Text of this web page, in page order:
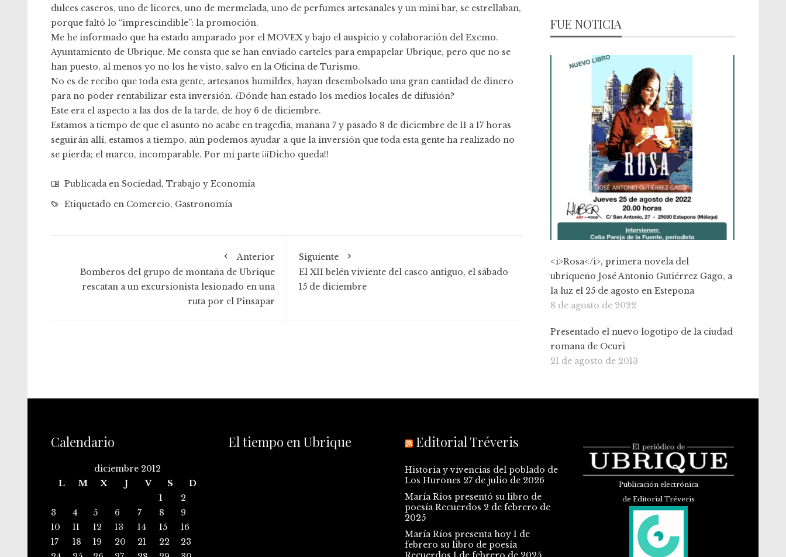
dulces caseros, uno de licores, uno de mermelada, uno de perfumes artesanales y un mini bar, se estrellaban,
porque faltó lo “imprescindible”: la promoción.
Me he informado que ha estado amparado por el MOVEX y bajo el auspicio y colaboración del Excmo.
Ayuntamiento de Ubrique. Me consta que se han enviado carteles para empapelar Ubrique, pero que no se
han puesto, al menos yo no los he visto, salvo en la Oficina de Turismo.
No es de recibo que toda esta gente, artesanos humildes, hayan desembolsado una gran cantidad de dinero
para no poder rentabilizar esta inversión. ¿Dónde han estado los medios locales de difusión?
Este era el aspecto a las dos de la tarde, de hoy 6 de diciembre.
Estamos a tiempo de que el asunto no acabe en tragedia, mañana 7 y pasado 8 de diciembre de 11 a 17 horas
seguirán allí, estamos a tiempo, aún podemos ayudar a que la inversión que toda esta gente ha realizado no
se pierda; el marco, incomparable. Por mi parte ¡¡¡Dicho queda!!
Publicada en Sociedad, Trabajo y Economía
Etiquetado en Comercio, Gastronomía
Anterior
Bomberos del grupo de montaña de Ubrique
rescatan a un excursionista lesionado en una
ruta por el Pinsapar
Siguiente
El XII belén viviente del casco antiguo, el sábado
15 de diciembre
FUE NOTICIA
<i>Rosa</i>, primera novela del
ubriqueño José Antonio Gutiérrez Gago, a
la luz el 25 de agosto en Estepona
8 de agosto de 2022
Presentado el nuevo logotipo de la ciudad
romana de Ocuri
21 de agosto de 2013
Calendario
diciembre 2012
L
M X J V S
D
1
2
3
4 5 6 7 8
9
10
11 12 13 14 15
16
17
18 19 20 21 22
23
El tiempo en Ubrique Editorial Tréveris
Historia y vivencias del poblado de
Los Hurones 27 de julio de 2026
María Ríos presentó su libro de
poesía Recuerdos 2 de febrero de
2025
María Ríos presenta hoy 1 de
febrero su libro de poesía
Publicación electrónica
de Editorial Tréveris